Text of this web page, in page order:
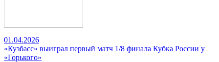
01.04.2026
«Кузбасс» выиграл первый матч 1/8 финала Кубка России у
«Горького»